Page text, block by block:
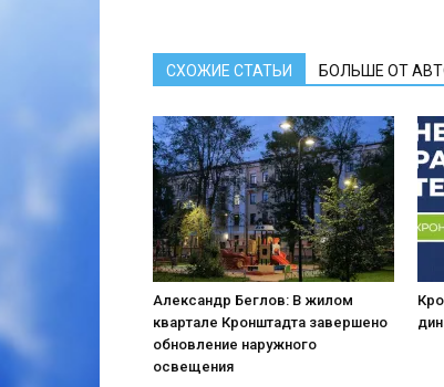
СХОЖИЕ СТАТЬИ БОЛЬШЕ ОТ
Александр Беглов: В жилом
квартале Кронштадта завершено
обновление наружного
освещения